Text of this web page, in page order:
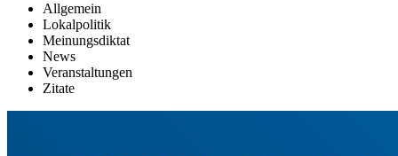
Allgemein
Lokalpolitik
Meinungsdiktat
News
Veranstaltungen
Zitate